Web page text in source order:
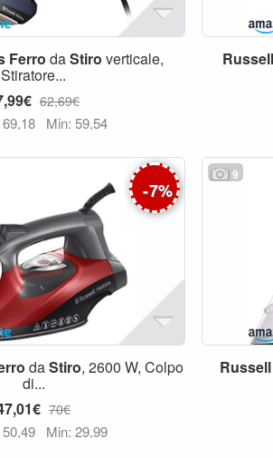
Ferro daStiro verticale,
Stiratore...
62,69€
Min: 59,54
Russell
-7%
daStiro, 2600 W, Colpo
di...
70€
Min: 29,99
9
Russell